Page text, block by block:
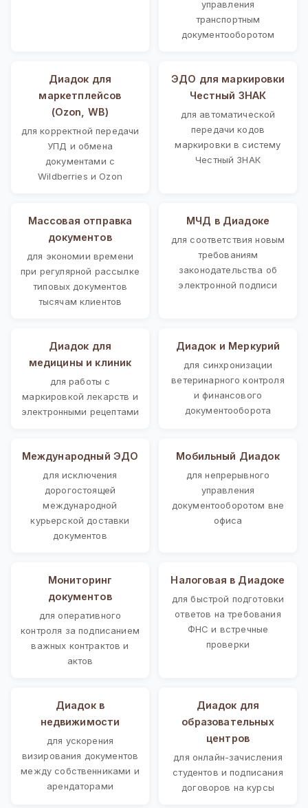
управления
транспортным
документооборотом
Диадок для
маркетплейсов
(Ozon, WB)
для корректной передачи
УПД и обмена
документами с
Wildberries и Ozon
ЭДО для маркировки
Честный ЗНАК
для автоматической
передачи кодов
маркировки в систему
Честный ЗНАК
Массовая отправка
документов
для экономии времени
при регулярной рассылке
типовых документов
тысячам клиентов
МЧД в Диадоке
для соответствия новым
требованиям
законодательства об
электронной подписи
Диадок для
медицины и клиник
для работы с
маркировкой лекарств и
электронными рецептами
Диадок и Меркурий
для синхронизации
ветеринарного контроля
и финансового
документооборота
Международный ЭДО
для исключения
дорогостоящей
международной
курьерской доставки
документов
Мобильный Диадок
для непрерывного
управления
документооборотом вне
офиса
Мониторинг
документов
для оперативного
контроля за подписанием
важных контрактов и
актов
Налоговая в Диадоке
для быстрой подготовки
ответов на требования
ФНС и встречные
проверки
Диадок в
недвижимости
для ускорения
визирования документов
между собственниками и
арендаторами
Диадок для
образовательных
центров
для онлайн-зачисления
студентов и подписания
договоров на курсы